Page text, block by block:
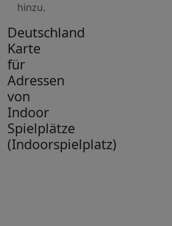
hinzu.
Deutschland
Karte
für
Adressen
von
Indoor
Spielplätze
(Indoorspielplatz)